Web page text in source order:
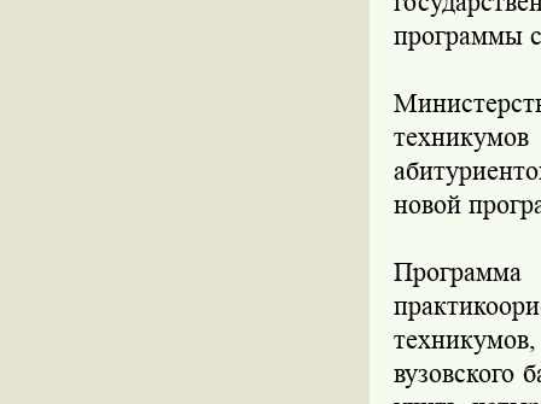
программы
новой
Программа
вузовского